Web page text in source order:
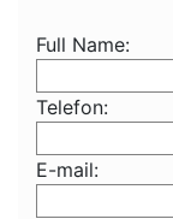
Full Name:
Telefon:
E-mail: